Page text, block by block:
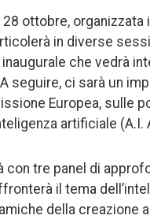
ottobre,
in diverse
che vedrà
seguire, ci sarà un
Europea, sulle
artificiale (A.I.
con tre panel di
il tema
della creazione